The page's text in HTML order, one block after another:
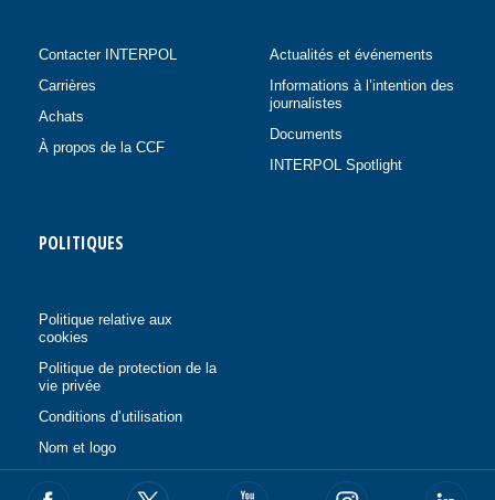
Contacter INTERPOL
Carrières
Achats
À propos de la CCF
Actualités et événements
Informations à l’intention des
journalistes
Documents
INTERPOL Spotlight
POLITIQUES
Politique relative aux
cookies
Politique de protection de la
vie privée
Conditions d’utilisation
Nom et logo